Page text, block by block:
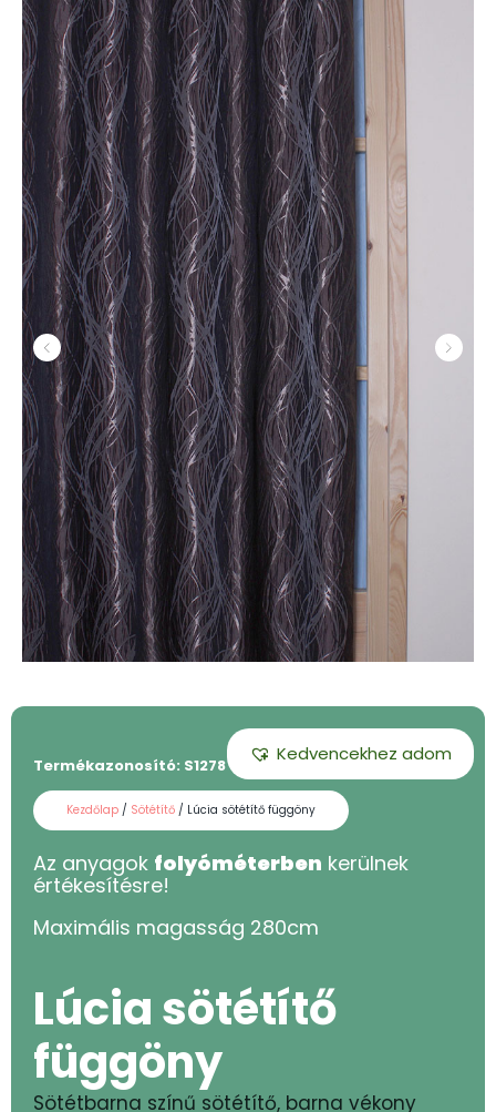
Kedvencekhez adom
Termékazonosító: S1278 - 280
Kezdőlap / Sötétítő / Lúcia sötétítő függöny
Az anyagok folyóméterben kerülnek
értékesítésre!
Maximális magasság 280cm
Lúcia sötétítő
függöny
Sötétbarna színű sötétítő, barna vékony